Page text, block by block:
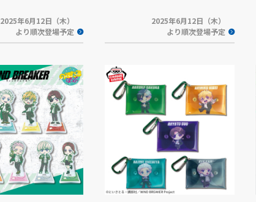
2025年6月12日（木）
より順次登場予定
2025年6月12日（木）
より順次登場予定